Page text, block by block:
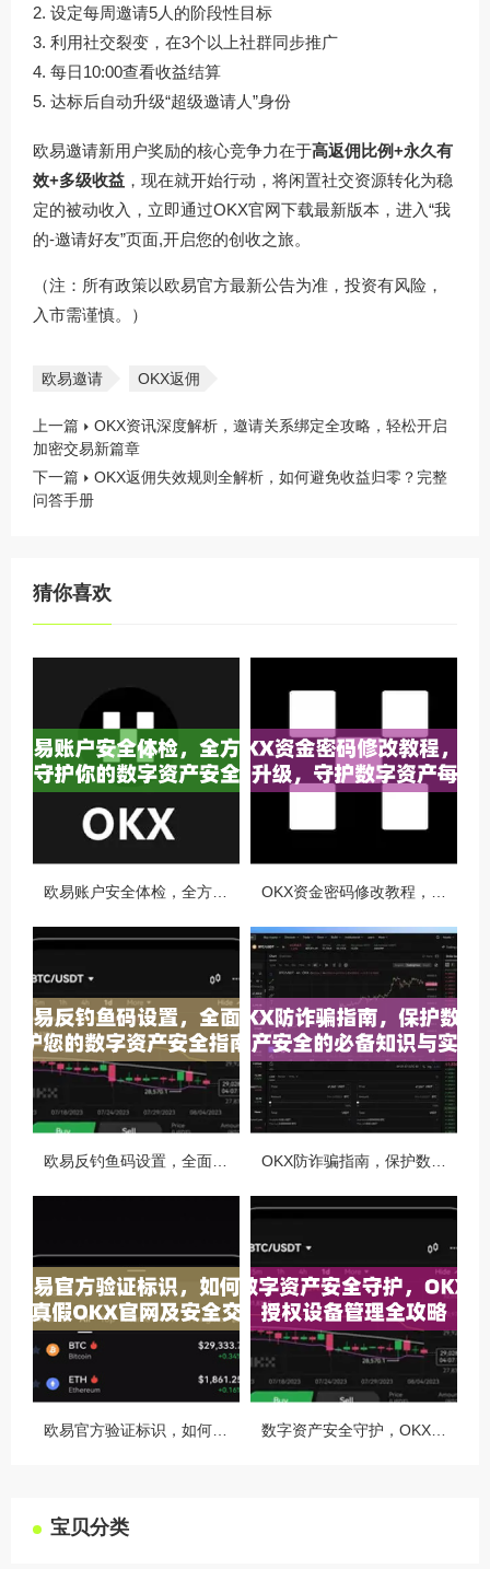
设定每周邀请5人的阶段性目标
利用社交裂变，在3个以上社群同步推广
每日10:00查看收益结算
达标后自动升级“超级邀请人”身份
欧易邀请新用户奖励的核心竞争力在于高返佣比例+永久有
效+多级收益 ，现在就开始行动，将闲置社交资源转化为稳
定的被动收入，立即通过OKX官网下载最新版本，进入“我
的-邀请好友”页面,开启您的创收之旅。
（注：所有政策以欧易官方最新公告为准，投资有风险，
入市需谨慎。）
欧易邀请 OKX返佣
上一篇
OKX资讯深度解析，邀请关系绑定全攻略，轻松开启
加密交易新篇章
下一篇
OKX返佣失效规则全解析，如何避免收益归零？完整
问答手册
猜你喜欢
宝贝分类